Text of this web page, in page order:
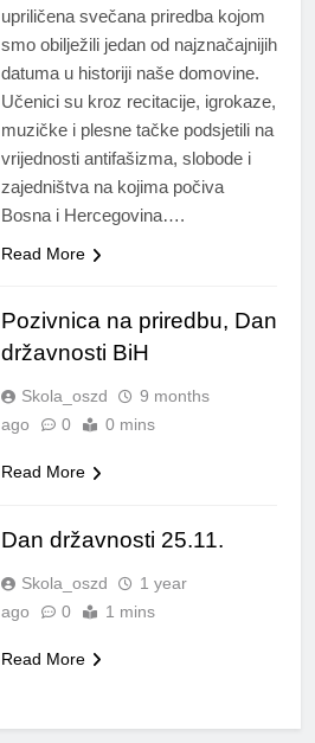
upriličena svečana priredba kojom
smo obilježili jedan od najznačajnijih
datuma u historiji naše domovine.
Učenici su kroz recitacije, igrokaze,
muzičke i plesne tačke podsjetili na
vrijednosti antifašizma, slobode i
zajedništva na kojima počiva
Bosna i Hercegovina….
Read More
Pozivnica na priredbu, Dan
državnosti BiH
Skola_oszd
9 months
ago
0 0 mins
Read More
Dan državnosti 25.11.
Skola_oszd
1 year
ago
0 1 mins
Read More